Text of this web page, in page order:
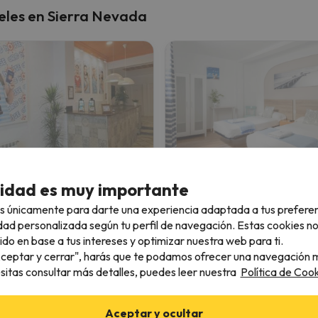
en Sierra Nevada
opiniones
al 16/08/26(2 noches)
Granada
6.51167 opiniones
14/08/26 al 16/08/26(2 noches)
Solo alojamiento
es muy importante
únicamente para darte una experiencia adaptada a tus
personalizada según tu perfil de navegación. Estas cookies
en base a tus intereses y optimizar nuestra web para ti.
y cerrar", harás que te podamos ofrecer una navegación
consultar más detalles, puedes leer nuestra Política de
Aceptar y ocultar